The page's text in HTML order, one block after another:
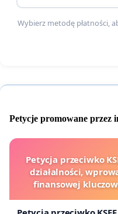
Wybierz metodę płatności,
Petycje promowane przez
Petycja przeciwko
działalności,
finansowej